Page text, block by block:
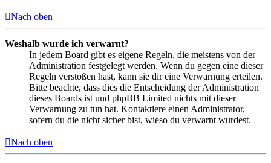
Nach oben
Weshalb wurde ich verwarnt?
In jedem Board gibt es eigene Regeln, die meistens von der
Administration festgelegt werden. Wenn du gegen eine dieser
Regeln verstoßen hast, kann sie dir eine Verwarnung erteilen.
Bitte beachte, dass dies die Entscheidung der Administration
dieses Boards ist und phpBB Limited nichts mit dieser
Verwarnung zu tun hat. Kontaktiere einen Administrator,
sofern du die nicht sicher bist, wieso du verwarnt wurdest.
Nach oben